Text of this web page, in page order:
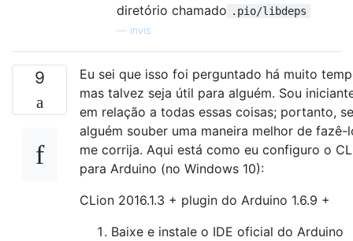
diretório chamado .pio/libdeps
invis
9
Eu sei que isso foi perguntado há muito
mas talvez seja útil para alguém. Sou
em relação a todas essas coisas; portanto, se
alguém souber uma maneira melhor de fazê-
me corrija. Aqui está como eu configuro o
para Arduino (no Windows 10):
CLion 2016.1.3 + plugin do Arduino 1.6.9 +
Baixe e instale o IDE oficial do Arduino